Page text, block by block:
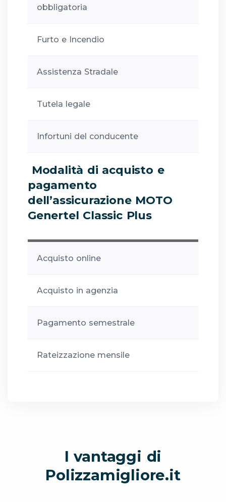
obbligatoria
Furto e Incendio
Assistenza Stradale
Tutela legale
Infortuni del conducente
Modalità di acquisto e
pagamento
dell’assicurazione MOTO
Genertel Classic Plus
Acquisto online
Acquisto in agenzia
Pagamento semestrale
Rateizzazione mensile
I vantaggi di
Polizzamigliore.it